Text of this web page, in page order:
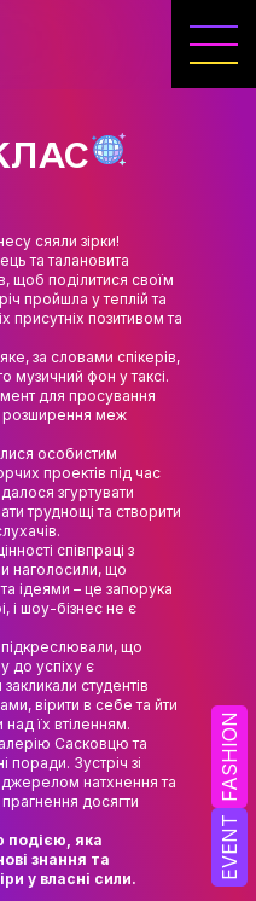
EVENT
FASHION
сяяли зірки!
та талановита
щоб поділитися своїм
пройшла у теплій та
присутніх позитивом та
за словами спікерів,
музичний фон у таксі.
для просування
розширення меж
особистим
проектів під час
згуртувати
труднощі та створити
співпраці з
наголосили, що
ідеями – це запорука
і шоу-бізнес не є
що
до успіху є
студентів
вірити в себе та йти
їх втіленням.
Сасковцю та
поради. Зустріч зі
натхнення та
досягти
подією, яка
знання та
у власні сили.